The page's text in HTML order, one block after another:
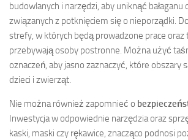
budowlanych i narzędzi, aby uniknąć bałaganu
związanych z potknięciem się o nieporządki.
strefy, w których będą prowadzone prace oraz
przebywają osoby postronne. Można użyć
oznaczeń, aby jasno zaznaczyć, które obszary
dzieci i zwierząt.
Nie można również zapomnieć o
Inwestycja w odpowiednie narzędzia oraz
kaski, maski czy rękawice, znacząco podnosi